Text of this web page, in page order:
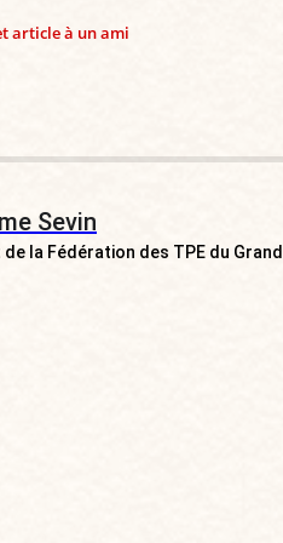
article à un ami
Sevin
la Fédération des TPE du